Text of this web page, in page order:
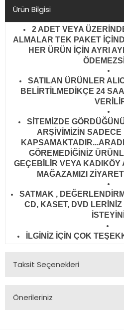
Ürün Bilgisi
2 ADET VEYA
ALMALAR TEK PAKET
HER ÜRÜN İÇİN AYRI
SATILAN ÜRÜNLER
BELİRTİLMEDİKÇE 24
SİTEMİZDE
ARŞİVİMİZİN
GÖREMEDİĞİNİZ
GEÇEBİLİR VEYA KADIKÖY
MAĞAZAMIZI
SATMAK ,
CD, KASET, DVD
İLGİNİZ İÇİN ÇOK
Taksit Seçenekleri
Önerileriniz